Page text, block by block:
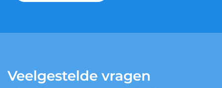
Veelgestelde vragen